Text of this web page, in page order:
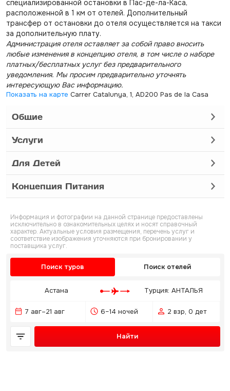
специализированной остановки в Пас-де-ла-Каса,
расположенной в 1 км от отелей. Дополнительный
трансфер от остановки до отеля осуществляется на такси
за дополнительную плату.
Администрация отеля оставляет за собой право вносить
любые изменения в концепцию отеля, в том числе о наборе
платных/бесплатных услуг без предварительного
уведомления. Мы просим предварительно уточнять
интересующую Вас информацию.
Показать на карте Carrer Catalunya, 1, AD200 Pas de la Casa
Общие
Услуги
Для Детей
Концепция Питания
Информация и фотографии на данной странице предоставлены
исключительно в ознакомительных целях и носят справочный
характер. Актуальные условия размещения, перечень услуг и
соответствие изображения уточняются при бронировании у
поставщика услуг.
Поиск туров Поиск отелей
Астана Турция: АНТАЛЬЯ
7 авг–21 авг 6–14 ночей 2 взр, 0 дет
Найти